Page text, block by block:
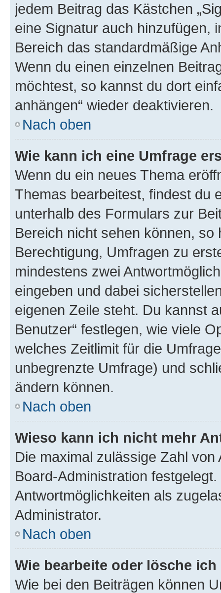
jedem Beitrag das Kästchen
eine Signatur auch hinzufügen,
Bereich das standardmäßige
Wenn du einen einzelnen
möchtest, so kannst du dort
anhängen“ wieder deaktivieren.
Nach oben
Wie kann ich eine Umfrage
Wenn du ein neues Thema
Themas bearbeitest, findest du
unterhalb des Formulars zur
Bereich nicht sehen können,
Berechtigung, Umfragen zu
mindestens zwei
eingeben und dabei
eigenen Zeile steht. Du kannst
Benutzer“ festlegen, wie viele
welches Zeitlimit für die
unbegrenzte Umfrage) und
ändern können.
Nach oben
Wieso kann ich nicht mehr
Die maximal zulässige Zahl
Board-Administration
Antwortmöglichkeiten als
Administrator.
Nach oben
Wie bearbeite oder lösche
Wie bei den Beiträgen können